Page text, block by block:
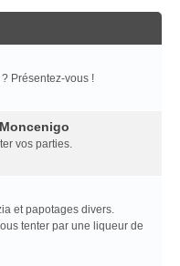
Présentez-vous !
vos parties.
et papotages divers.
tenter par une liqueur de